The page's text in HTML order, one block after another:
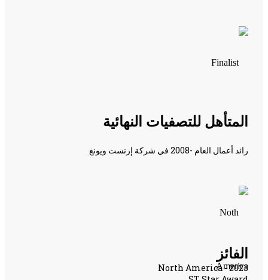
المتأهل للتصفيات النهائية
رائد أعمال العام -2008 في شركة إرنست ويونغ
الفائز
North America - 2023